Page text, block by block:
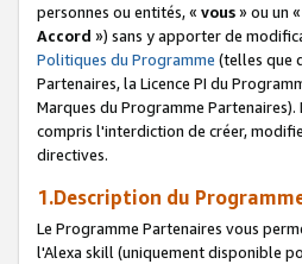
personnes ou entités, « vous» ou un «
Accord ») sans y apporter de
Politiques du Programme (telles que
Partenaires, la Licence PI du
Marques du Programme
compris l'interdiction de créer,
directives.
1.Description du
Le Programme Partenaires vous
l'Alexa skill (uniquement disponible